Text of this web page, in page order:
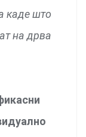
каде што
на дрва